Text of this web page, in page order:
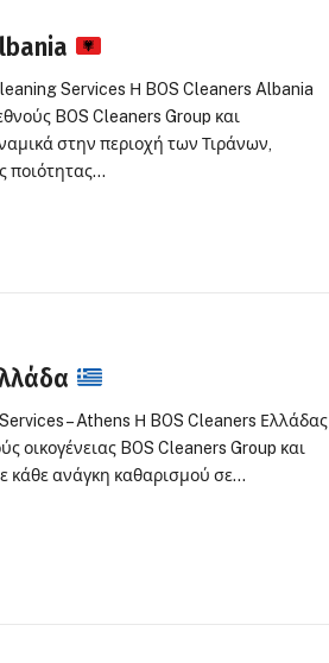
Services Η BOS Cleaners Albania
BOS Cleaners Group και
στην περιοχή των Τιράνων,
ποιότητας…
– Athens Η BOS Cleaners Ελλάδας
οικογένειας BOS Cleaners Group και
κάθε ανάγκη καθαρισμού σε…